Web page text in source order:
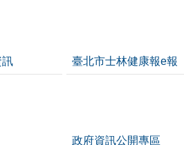
訊 臺北市士林健康報e報
政府資訊公開專區